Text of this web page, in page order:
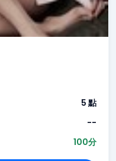
5 點
--
100分